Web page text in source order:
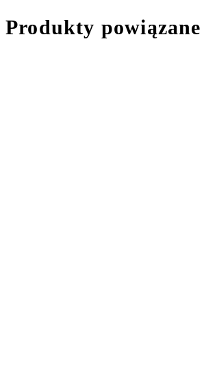
Produkty powiązane